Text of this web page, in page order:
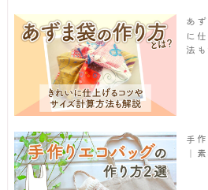
あ
に
法
手
｜